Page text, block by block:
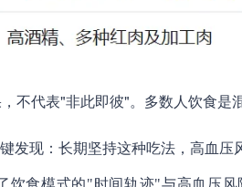
不代表"非此即彼"。多数人饮食是
发现：长期坚持这种吃法，高血压